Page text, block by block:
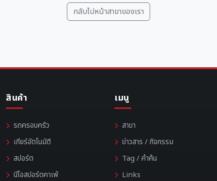
กลับไปหน้าสาขาของเรา
สินค้า
รถครอบครัว
เกียร์อัตโนมัติ
สปอร์ต
นีโอสปอร์ตคาเฟ่
เมนู
สาขา
ข่าวสาร / กิจกรรม
Tag / คำค้น
Links